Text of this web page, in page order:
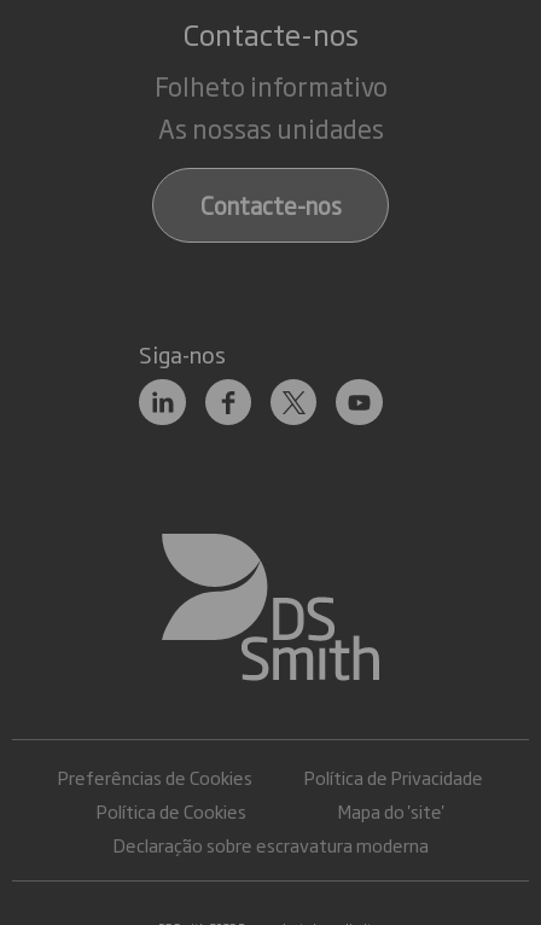
Contacte-nos
Folheto informativo
As nossas unidades
Contacte-nos
Siga-nos
Preferências de Cookies
Política de Privacidade
Política de Cookies
Mapa do 'site'
Declaração sobre escravatura moderna